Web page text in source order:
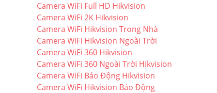
Camera WiFi Full HD Hikvision
Camera WiFi 2K Hikvision
Camera WiFi Hikvision Trong Nhà
Camera WiFi Hikvision Ngoài Trời
Camera WiFi 360 Hikvision
Camera WiFi 360 Ngoài Trời Hikvision
Camera WiFi Báo Động Hikvision
Camera WiFi Hikvision Báo Động